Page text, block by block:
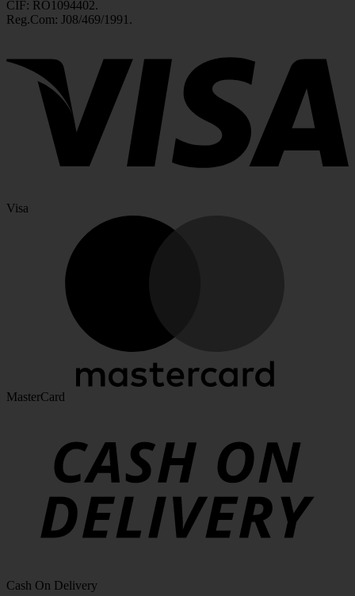
CIF: RO1094402.
Reg.Com: J08/469/1991.
Visa
MasterCard
Cash On Delivery